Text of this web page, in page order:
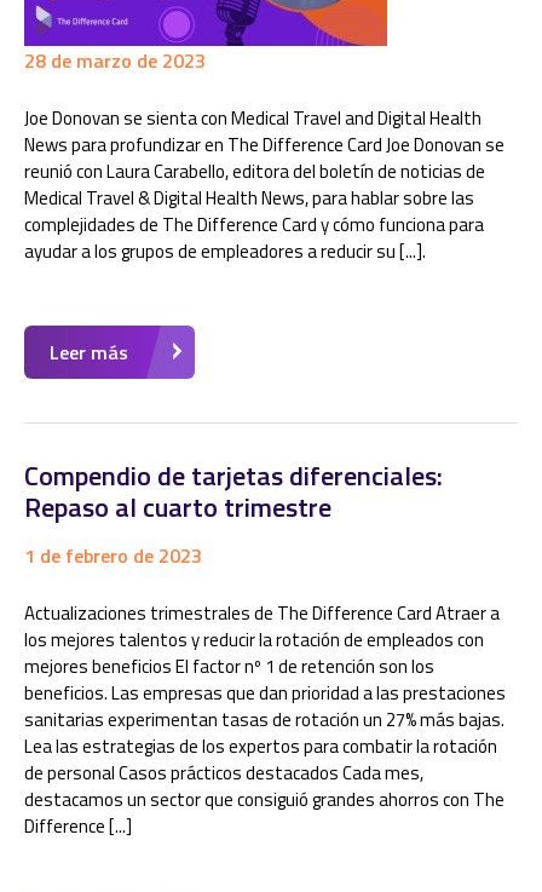
28 de marzo de 2023
Joe Donovan se sienta con Medical Travel and Digital Health
News para profundizar en The Difference Card Joe Donovan se
reunió con Laura Carabello, editora del boletín de noticias de
Medical Travel & Digital Health News, para hablar sobre las
complejidades de The Difference Card y cómo funciona para
ayudar a los grupos de empleadores a reducir su [...].
Leer más
Compendio de tarjetas diferenciales:
Repaso al cuarto trimestre
1 de febrero de 2023
Actualizaciones trimestrales de The Difference Card Atraer a
los mejores talentos y reducir la rotación de empleados con
mejores beneficios El factor nº 1 de retención son los
beneficios. Las empresas que dan prioridad a las prestaciones
sanitarias experimentan tasas de rotación un 27% más bajas.
Lea las estrategias de los expertos para combatir la rotación
de personal Casos prácticos destacados Cada mes,
destacamos un sector que consiguió grandes ahorros con The
Difference [...]